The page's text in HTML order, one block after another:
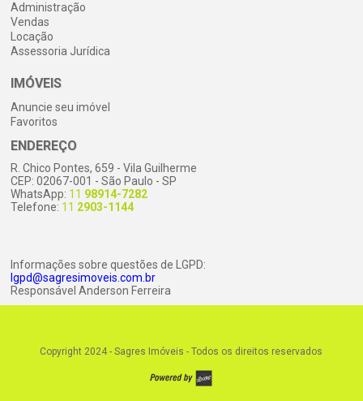
Administração
Vendas
Locação
Assessoria Jurídica
IMÓVEIS
Anuncie seu imóvel
Favoritos
ENDEREÇO
R. Chico Pontes, 659 - Vila Guilherme
CEP: 02067-001 - São Paulo - SP
WhatsApp: 11 98914-7282
Telefone: 11 2903-1144
Informações sobre questões de LGPD:
lgpd@sagresimoveis.com.br
Responsável Anderson Ferreira
Copyright 2024 - Sagres Imóveis -Todos os direitos reservados